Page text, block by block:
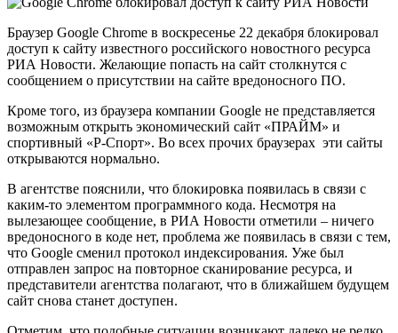
Браузер Google Chrome в воскресенье 22 декабря блокировал
доступ к сайту известного российского новостного ресурса
РИА Новости. Желающие попасть на сайт столкнутся с
сообщением о присутствии на сайте вредоносного ПО.
Кроме того, из браузера компании Google не представляется
возможным открыть экономический сайт «ПРАЙМ» и
спортивный «Р-Спорт». Во всех прочих браузерах эти сайты
открываются нормально.
В агентстве пояснили, что блокировка появилась в связи с
каким-то элементом программного кода. Несмотря на
вылезающее сообщение, в РИА Новости отметили – ничего
вредоносного в коде нет, проблема же появилась в связи с тем,
что Google сменил протокол индексирования. Уже был
отправлен запрос на повторное сканирование ресурса, и
представители агентства полагают, что в ближайшем будущем
сайт снова станет доступен.